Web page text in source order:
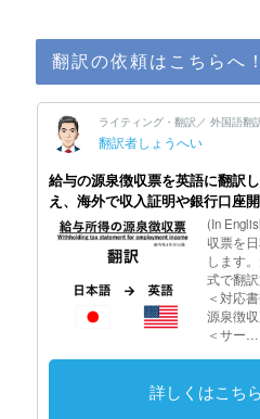
翻訳の依頼はこちらへ！